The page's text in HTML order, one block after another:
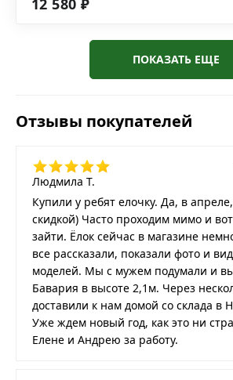
12 580 ₽
ПОКАЗАТЬ ЕЩЕ
Отзывы покупателей
Людмила Т.
Купили у ребят елочку. Да, в
скидкой) Часто проходим мимо и
зайти. Ёлок сейчас в магазине
все рассказали, показали фото и
моделей. Мы с мужем подумали и
Бавария в высоте 2,1м. Через
доставили к нам домой со склада в
Уже ждем новый год, как это ни
Елене и Андрею за работу.